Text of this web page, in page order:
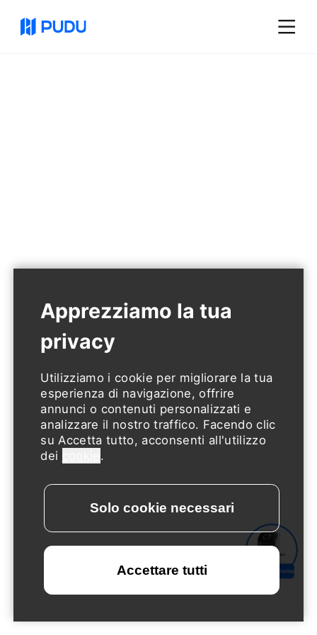
Richiedi una demo
Utilizziamo i cookie per migliorare la tua
esperienza di navigazione, offrire
annunci o contenuti personalizzati e
analizzare il nostro traffico. Facendo clic
su Accetta tutto, acconsenti all'utilizzo
dei
.